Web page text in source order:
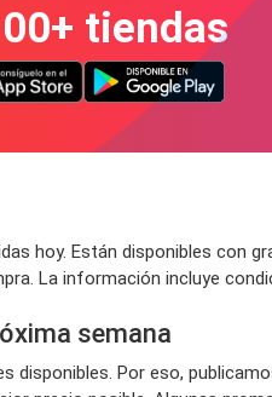
tiendas
hoy. Están disponibles con
La información incluye
semana
Por eso,